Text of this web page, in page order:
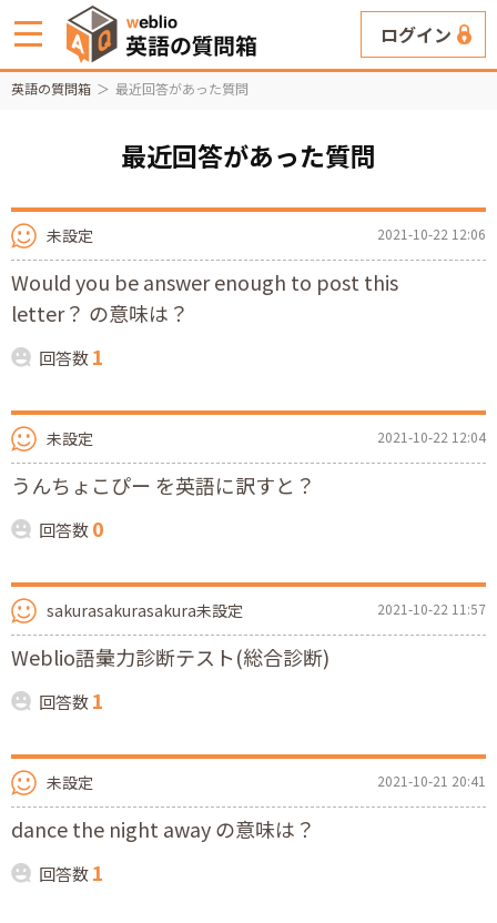
ログイン
英語の質問箱 最近回答があった質問
最近回答があった質問
未設定 2021-10-22 12:06
Would you be answer enough to post this
letter？ の意味は？
回答数1
未設定 2021-10-22 12:04
うんちょこぴー を英語に訳すと？
回答数0
sakurasakurasakura未設定 2021-10-22 11:57
Weblio語彙力診断テスト(総合診断)
回答数1
未設定 2021-10-21 20:41
dance the night away の意味は？
回答数1